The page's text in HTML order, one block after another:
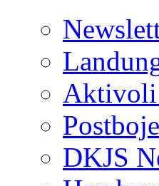
Aktivoli
DKJS